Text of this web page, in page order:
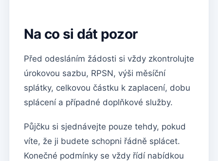
Na co si dát pozor
Před odesláním žádosti si vždy zkontrolujte
úrokovou sazbu, RPSN, výši měsíční
splátky, celkovou částku k zaplacení, dobu
splácení a případné doplňkové služby.
Půjčku si sjednávejte pouze tehdy, pokud
víte, že ji budete schopni řádně splácet.
Konečné podmínky se vždy řídí nabídkou